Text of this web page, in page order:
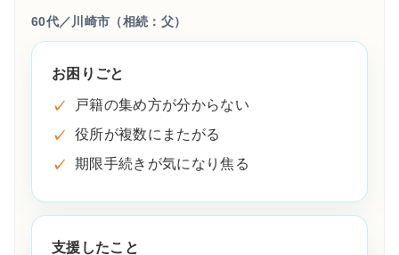
60代／川崎市（相続：父）
お困りごと
戸籍の集め方が分からない
役所が複数にまたがる
期限手続きが気になり焦る
支援したこと